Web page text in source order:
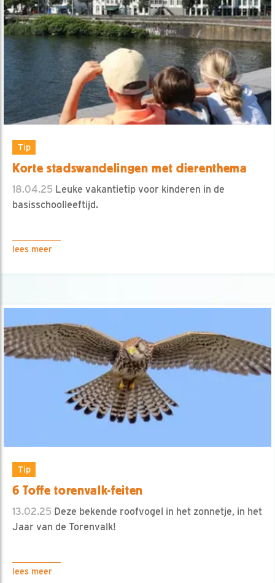
Tip
Korte stadswandelingen met dierenthema
18.04.25 Leuke vakantietip voor kinderen in de
basisschoolleeftijd.
lees meer
Tip
6 Toffe torenvalk-feiten
13.02.25 Deze bekende roofvogel in het zonnetje, in het
Jaar van de Torenvalk!
lees meer